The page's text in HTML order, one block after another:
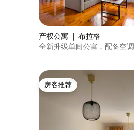
产权公寓 ｜ 布拉格
全新升级单间公寓，配备空调
房客推荐
房客推荐